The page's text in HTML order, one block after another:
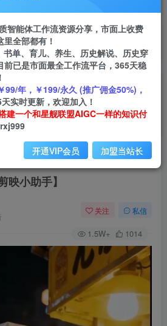
映小助手】
关注 私信
1.5W+ 1014
智能体工作流资源分享，市面上收费
全部都有！
书单、育儿、养生、历史解说、历史穿
前已是市面最全工作流平台，365天稳
99/年，￥199/永久 (推广佣金50%)，
实时更新，欢迎加入！
建一个和星舰联盟AIGC一样的知识付
开通VIP会员 加盟当站长